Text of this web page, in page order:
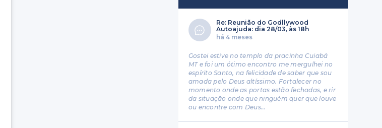
Re: Reunião do Godllywood
Autoajuda: dia 28/03, às 18h
há 4 meses
Gostei estive no templo da pracinha Cuiabá
MT e foi um ótimo encontro me mergulhei no
espírito Santo, na felicidade de saber que sou
amada pelo Deus altíssimo. Fortalecer no
momento onde as portas estão fechadas, e rir
da situação onde que ninguém quer que louve
ou encontre com Deus…